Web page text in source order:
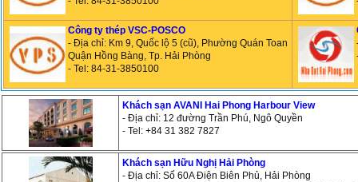
Công ty thép VSC-POSCO
- Địa chỉ: Km 9, Quốc lộ 5 (cũ), Phường Quán Toan
Quận Hồng Bàng, Tp. Hải Phòng
- Tel: 84-31-3850100
Khách sạn AVANI Hai Phong Harbour View
- Địa chỉ: 12 đường Trần Phú, Ngô Quyền
- Tel: +84 31 382 7827
Khách sạn Hữu Nghị Hải Phòng
- Địa chỉ: Số 60A Điện Biên Phủ, Hải Phòng